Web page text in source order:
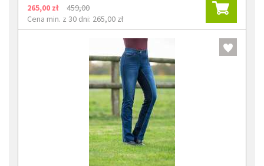
265,00 zł
459,00
Cena min. z 30 dni: 265,00 zł